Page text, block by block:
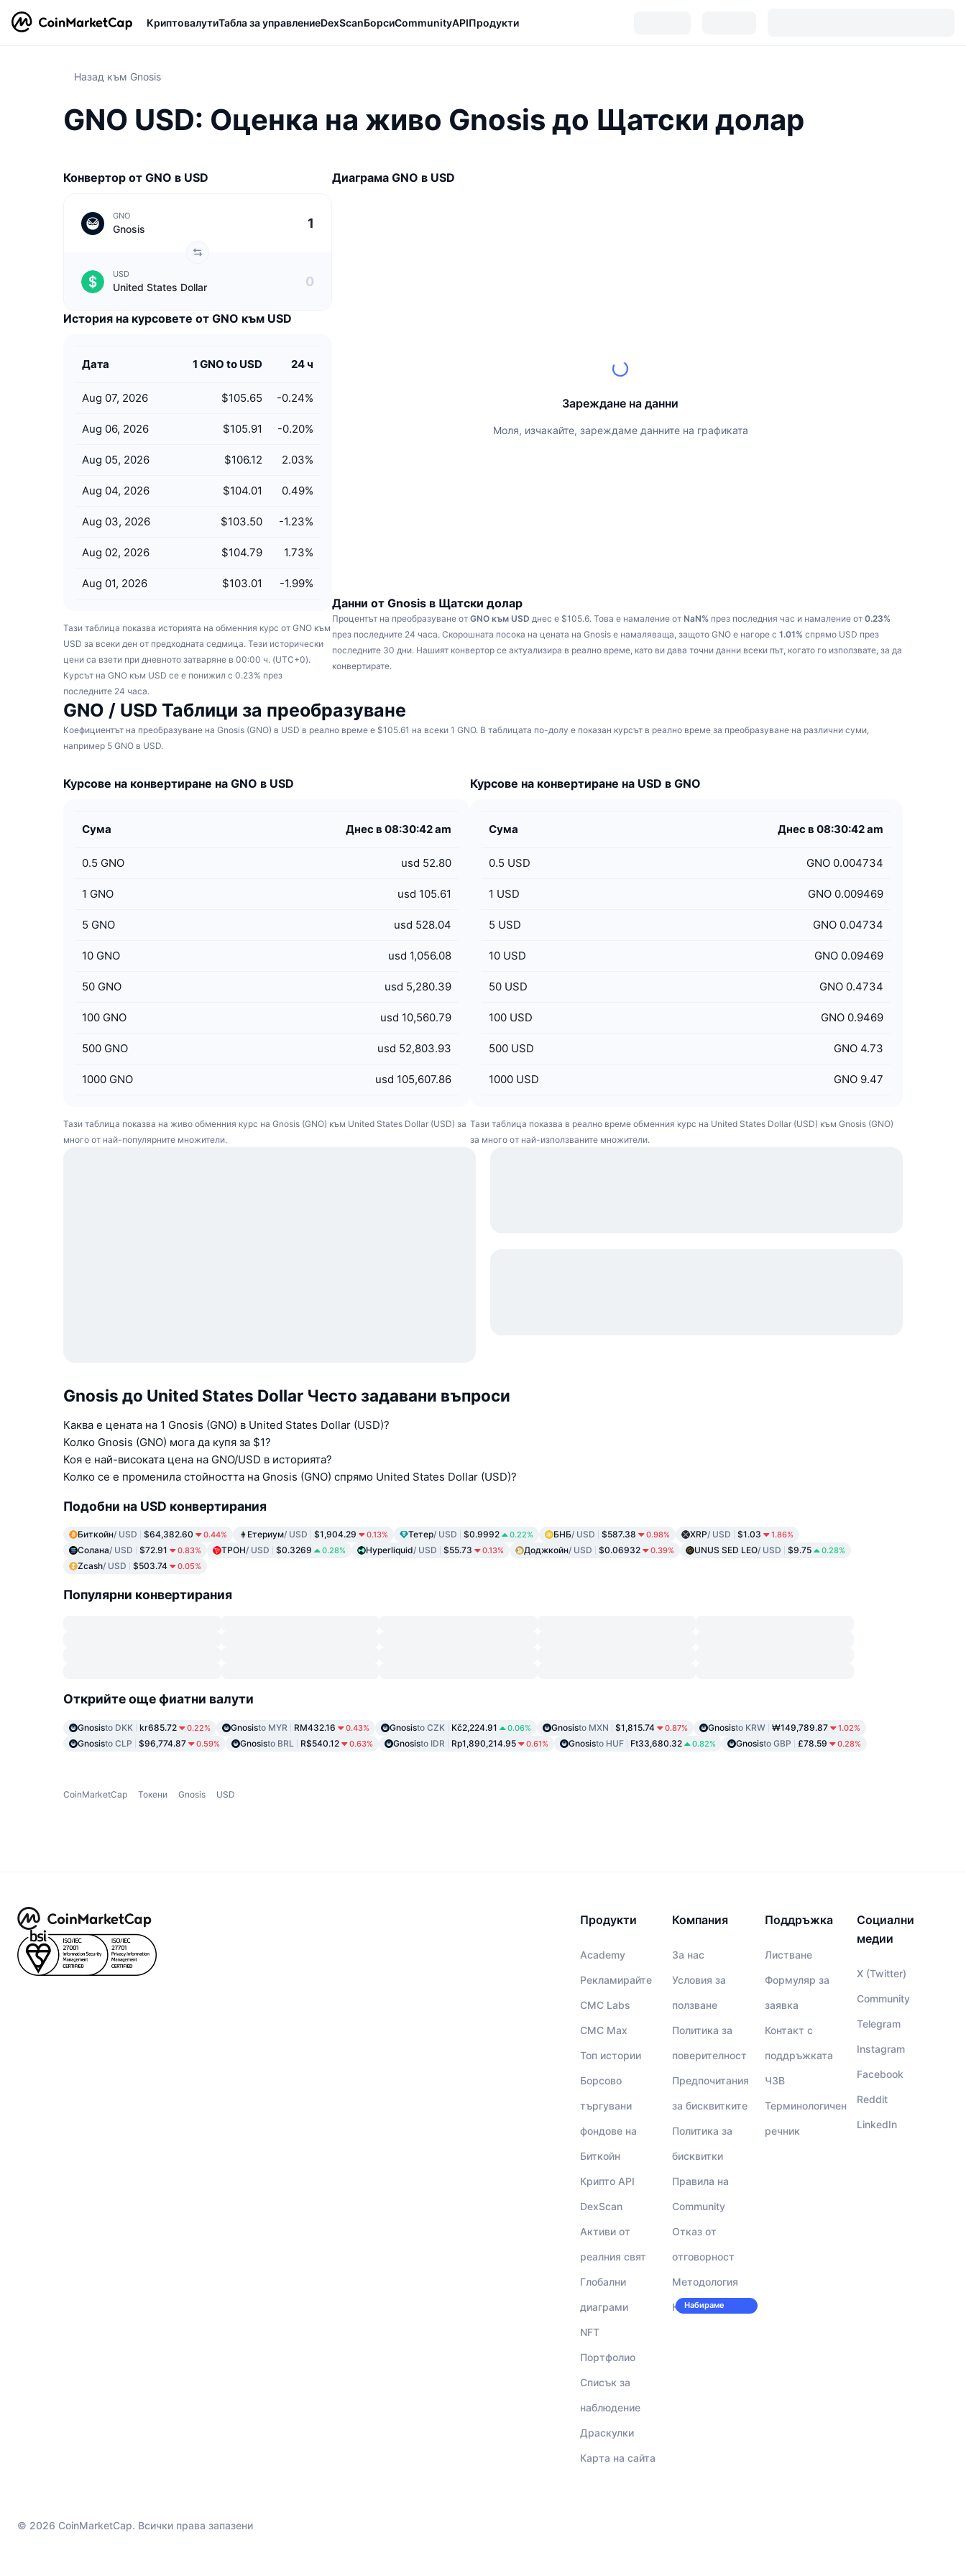
КриптовалутиТабла за управлениеDexScanБорсиCommunityAPIПродукти
Назад към Gnosis
GNO USD: Оценка на живо Gnosis до Щатски долар
Конвертор от GNO в USD
GNO
Gnosis
USD
United States Dollar
История на курсовете от GNO към USD
Дата 1 GNO to USD 24 ч
Aug 07, 2026 $105.65 -0.24%
Aug 06, 2026 $105.91 -0.20%
Aug 05, 2026 $106.12 2.03%
Aug 04, 2026 $104.01 0.49%
Aug 03, 2026 $103.50 -1.23%
Aug 02, 2026 $104.79 1.73%
Aug 01, 2026 $103.01 -1.99%
Тази таблица показва историята на обменния курс от GNO към
USD за всеки ден от предходната седмица. Тези исторически
цени са взети при дневното затваряне в 00:00 ч. (UTC+0).
Курсът на GNO към USD се е понижил с 0.23% през
последните 24 часа.
Диаграма GNO в USD
Зареждане на данни
Моля, изчакайте, зареждаме данните на графиката
Данни от Gnosis в Щатски долар
Процентът на преобразуване от GNO към USD днес е $105.6. Това е намаление от NaN% през последния час и намаление от 0.23%
през последните 24 часа. Скорошната посока на цената на Gnosis е намаляваща, защото GNO е нагоре с 1.01% спрямо USD през
последните 30 дни. Нашият конвертор се актуализира в реално време, като ви дава точни данни всеки път, когато го използвате, за да
конвертирате.
GNO / USD Таблици за преобразуване
Коефициентът на преобразуване на Gnosis (GNO) в USD в реално време е $105.61 на всеки 1 GNO. В таблицата по-долу е показан курсът в реално време за преобразуване на различни суми,
например 5 GNO в USD.
Курсове на конвертиране на GNO в USD
Сума Днес в 08:30:42 am
0.5 GNO usd 52.80
1 GNO usd 105.61
5 GNO usd 528.04
10 GNO usd 1,056.08
50 GNO usd 5,280.39
100 GNO usd 10,560.79
500 GNO usd 52,803.93
1000 GNO usd 105,607.86
Тази таблица показва на живо обменния курс на Gnosis (GNO) към United States Dollar (USD) за
много от най-популярните множители.
Курсове на конвертиране на USD в GNO
Сума Днес в 08:30:42 am
0.5 USD GNO 0.004734
1 USD GNO 0.009469
5 USD GNO 0.04734
10 USD GNO 0.09469
50 USD GNO 0.4734
100 USD GNO 0.9469
500 USD GNO 4.73
1000 USD GNO 9.47
Тази таблица показва в реално време обменния курс на United States Dollar (USD) към Gnosis (GNO)
за много от най-използваните множители.
Gnosis до United States Dollar Често задавани въпроси
Каква е цената на 1 Gnosis (GNO) в United States Dollar (USD)?
Колко Gnosis (GNO) мога да купя за $1?
Коя е най-високата цена на GNO/USD в историята?
Колко се е променила стойността на Gnosis (GNO) спрямо United States Dollar (USD)?
Подобни на USD конвертирания
Биткойн/ USD $64,382.60 0.44% Етериум/ USD $1,904.29 0.13% Тетер/ USD $0.9992 0.22% БНБ/ USD $587.38 0.98% XRP/ USD $1.03 1.86%
Солана/ USD $72.91 0.83% ТРОН/ USD $0.3269 0.28% Hyperliquid/ USD $55.73 0.13% Доджкойн/ USD $0.06932 0.39% UNUS SED LEO/ USD $9.75 0.28%
Zcash/ USD $503.74 0.05%
Популярни конвертирания
Открийте още фиатни валути
Gnosisto DKK kr685.72 0.22% Gnosisto MYR RM432.16 0.43% Gnosisto CZK Kč2,224.91 0.06% Gnosisto MXN $1,815.74 0.87% Gnosisto KRW ₩149,789.87 1.02%
Gnosisto CLP $96,774.87 0.59% Gnosisto BRL R$540.12 0.63% Gnosisto IDR Rp1,890,214.95 0.61% Gnosisto HUF Ft33,680.32 0.82% Gnosisto GBP £78.59 0.28%
CoinMarketCap Токени Gnosis USD
Продукти
Academy
Рекламирайте
CMC Labs
CMC Max
Топ истории
Борсово
търгувани
фондове на
Биткойн
Крипто API
DexScan
Активи от
реалния свят
Глобални
диаграми
NFT
Портфолио
Списък за
наблюдение
Драскулки
Карта на сайта
Компания
За нас
Условия за
ползване
Политика за
поверителност
Предпочитания
за бисквитките
Политика за
бисквитки
Правила на
Community
Отказ от
отговорност
Методология
Кариери
Набираме
персонал!
Поддръжка
Листване
Формуляр за
заявка
Контакт с
поддръжката
ЧЗВ
Терминологичен
речник
Социални
медии
X (Twitter)
Community
Telegram
Instagram
Facebook
Reddit
LinkedIn
© 2026 CoinMarketCap. Всички права запазени